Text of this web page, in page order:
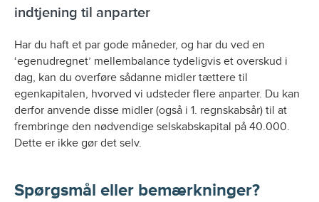
indtjening til anparter
Har du haft et par gode måneder, og har du ved en
‘egenudregnet’ mellembalance tydeligvis et overskud i
dag, kan du overføre sådanne midler tættere til
egenkapitalen, hvorved vi udsteder flere anparter. Du kan
derfor anvende disse midler (også i 1. regnskabsår) til at
frembringe den nødvendige selskabskapital på 40.000.
Dette er ikke gør det selv.
Spørgsmål eller bemærkninger?